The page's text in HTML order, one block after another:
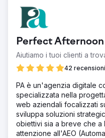
Perfect Afternoon
Aiutiamo i tuoi clienti a
42 recensioni
PA è un'agenzia digitale
specializzata nella
web aziendali focalizzati
sviluppa soluzioni
obiettivi sia a breve che a
attenzione all'AEO